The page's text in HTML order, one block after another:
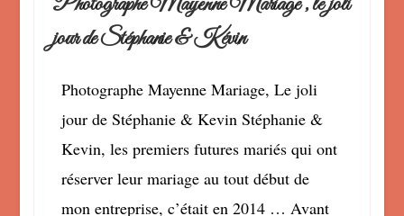
Mariage
,
joli
jour
de
&
jour de Stéphanie & Kévin
Photographe Mayenne Mariage, Le joli
jour de Stéphanie & Kevin Stéphanie &
Kevin, les premiers futures mariés qui ont
réserver leur mariage au tout début de
mon entreprise, c’était en 2014 … Avant